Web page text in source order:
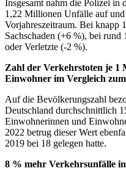
Insgesamt nahm die Polizei in
1,22 Millionen Unfälle auf
Vorjahreszeitraum. Bei knapp
Sachschaden (+6 %), bei
oder Verletzte (-2 %).
Zahl der Verkehrstoten je
Einwohner im Vergleich
Auf die Bevölkerungszahl
Deutschland durchschnittlich
Einwohnerinnen und
2022 betrug dieser Wert
2019 bei 18 gelegen hatte.
8 % mehr Verkehrsunfälle